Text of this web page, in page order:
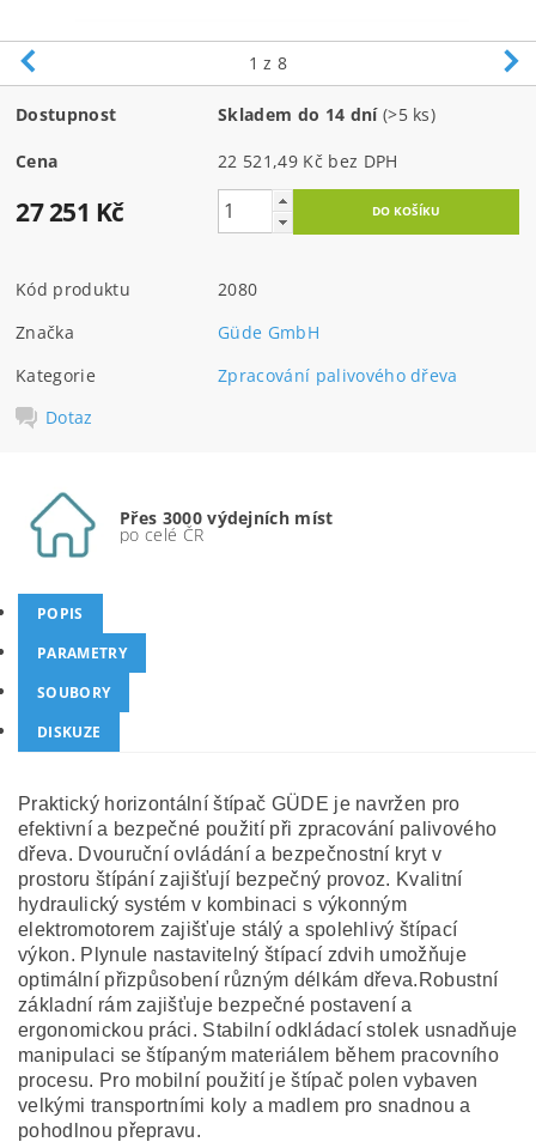
1 z 8
Dostupnost Skladem do 14 dní (>5 ks)
Cena 22 521,49 Kč bez DPH
27 251 Kč
Kód produktu
2080
Značka
Güde GmbH
Kategorie
Zpracování palivového dřeva
Dotaz
Přes 3000 výdejních míst
po celé ČR
POPIS
PARAMETRY
SOUBORY
DISKUZE
Praktický horizontální štípač GÜDE je navržen pro
efektivní a bezpečné použití při zpracování palivového
dřeva. Dvouruční ovládání a bezpečnostní kryt v
prostoru štípání zajišťují bezpečný provoz. Kvalitní
hydraulický systém v kombinaci s výkonným
elektromotorem zajišťuje stálý a spolehlivý štípací
výkon. Plynule nastavitelný štípací zdvih umožňuje
optimální přizpůsobení různým délkám dřeva.Robustní
základní rám zajišťuje bezpečné postavení a
ergonomickou práci. Stabilní odkládací stolek usnadňuje
manipulaci se štípaným materiálem během pracovního
procesu. Pro mobilní použití je štípač polen vybaven
velkými transportními koly a madlem pro snadnou a
pohodlnou přepravu.